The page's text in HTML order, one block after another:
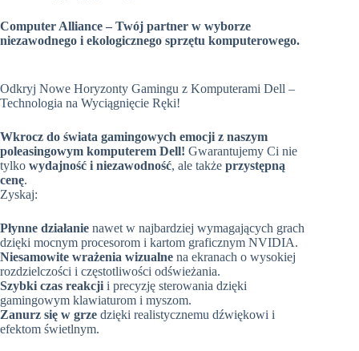
Computer Alliance – Twój partner w wyborze
niezawodnego i ekologicznego sprzętu komputerowego.
Odkryj Nowe Horyzonty Gamingu z Komputerami Dell –
Technologia na Wyciągnięcie Ręki!
Wkrocz do świata gamingowych emocji z naszym
poleasingowym komputerem Dell! Gwarantujemy Ci nie
tylko wydajność i niezawodność, ale także przystępną
cenę.
Zyskaj:
Płynne działanie nawet w najbardziej wymagających grach
dzięki mocnym procesorom i kartom graficznym NVIDIA.
Niesamowite wrażenia wizualne na ekranach o wysokiej
rozdzielczości i częstotliwości odświeżania.
Szybki czas reakcji i precyzję sterowania dzięki
gamingowym klawiaturom i myszom.
Zanurz się w grze dzięki realistycznemu dźwiękowi i
efektom świetlnym.